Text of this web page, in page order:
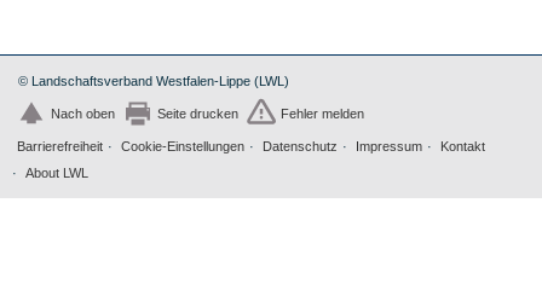
© Landschaftsverband Westfalen-Lippe (LWL)
Nach oben Seite drucken Fehler melden
Barrierefreiheit Cookie-Einstellungen Datenschutz Impressum
Kontakt
About LWL